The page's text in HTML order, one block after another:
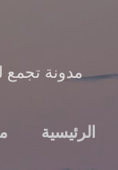
مدونة تجمع
الرئيسية